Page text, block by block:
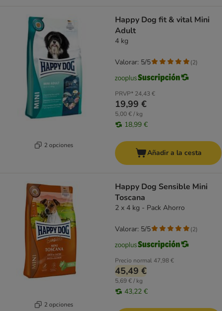
2 opciones
Happy Dog fit & vital Mini
Adult
4 kg
PRVP* 24,43 €
19,99 €
5,00 € / kg
18,99 €
Valorar: 5/5 (2)
Añadir a la cesta
2 opciones
Happy Dog Sensible Mini
Toscana
2 x 4 kg - Pack Ahorro
Precio normal47,98 €
45,49 €
5,69 € / kg
43,22 €
Valorar: 5/5 (2)